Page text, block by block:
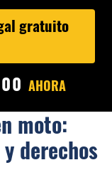
gratuito
AHORA
moto:
derechos